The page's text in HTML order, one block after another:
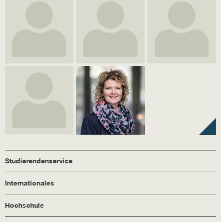
Studierendenservice
Internationales
Hochschule